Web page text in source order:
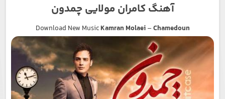
آهنگ کامران مولایی چمدون
Download New MusicKamran Molaei–Chamedoun